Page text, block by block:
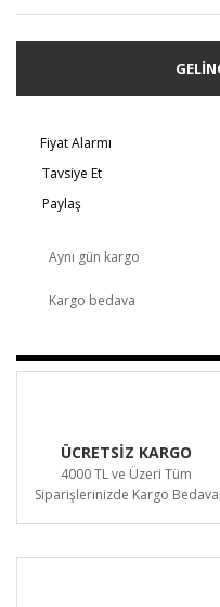
Fiyat Alarmı
Tavsiye Et
Paylaş
Aynı gün kargo
Kargo bedava
ÜCRETSİZ KARGO
4000 TL ve Üzeri Tüm
Siparişlerinizde Kargo Bedava